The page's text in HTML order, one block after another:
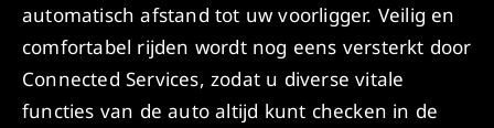
automatisch afstand tot uw voorligger. Veilig en
comfortabel rijden wordt nog eens versterkt door
Connected Services, zodat u diverse vitale
functies van de auto altijd kunt checken in de